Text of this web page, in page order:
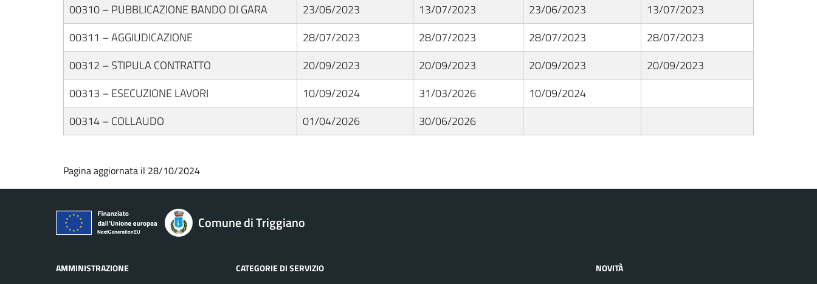
00310 – PUBBLICAZIONE BANDO DI GARA
23/06/2023 13/07/2023 23/06/2023
13/07/2023
00311 – AGGIUDICAZIONE
28/07/2023 28/07/2023 28/07/2023
28/07/2023
00312 – STIPULA CONTRATTO
20/09/2023 20/09/2023 20/09/2023
20/09/2023
00313 – ESECUZIONE LAVORI
10/09/2024 31/03/2026
10/09/2024
00314 – COLLAUDO
01/04/2026 30/06/2026
Pagina aggiornata il 28/10/2024
Comune di Triggiano
AMMINISTRAZIONE CATEGORIE DI SERVIZIO NOVITÀ